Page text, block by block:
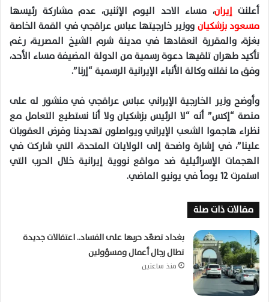
ا
أعلنتإيران، مساء الاحد اليوم الإثنين، عدم مشاركة رئيسها
مسعود بزشكيان ووزير خارجيتها عباس عراقجي في القمة الخاصة
بغزة، والمقررة انعقادها في مدينة شرم الشيخ المصرية، رغم
تأكيد طهران تلقيها دعوة رسمية من الدولة المضيفة مساء الأحد،
وفق ما نقلته وكالة الأنباء الإيرانية الرسمية “إرنا”.
وأوضح وزير الخارجية الإيراني عباس عراقجي في منشور له على
منصة “إكس” أنه “لا الرئيس بزشكيان ولا أنا نستطيع التعامل مع
نظراء هاجموا الشعب الإيراني ويواصلون تهديدنا وفرض العقوبات
علينا”، في إشارة واضحة إلى الولايات المتحدة، التي شاركت في
الهجمات الإسرائيلية ضد مواقع نووية إيرانية خلال الحرب التي
استمرت 12 يوماً في يونيو الماضي.
مقالات ذات صلة
بغداد تصعّد حربها على الفساد.. اعتقالات جديدة
تطال رجال أعمال ومسؤولين
منذ ساعتين